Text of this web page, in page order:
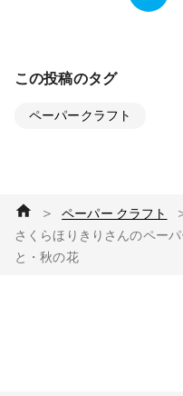
この投稿のタグ
ペーパークラフト
＞ ペーパー クラフト
さくらほりきりさんのペー
と・秋の花